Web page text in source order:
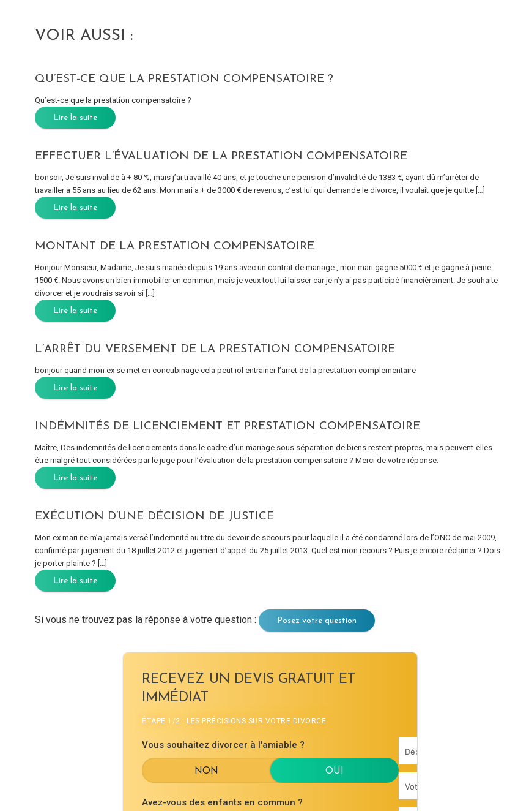
VOIR AUSSI :
QU’EST-CE QUE LA PRESTATION COMPENSATOIRE ?
Qu’est-ce que la prestation compensatoire ?
Lire la suite
EFFECTUER L’ÉVALUATION DE LA PRESTATION COMPENSATOIRE
bonsoir, Je suis invalide à + 80 %, mais j’ai travaillé 40 ans, et je touche une pension d’invalidité de 1383 €, ayant dû m’arrêter de
travailler à 55 ans au lieu de 62 ans. Mon mari a + de 3000 € de revenus, c’est lui qui demande le divorce, il voulait que je quitte […]
Lire la suite
MONTANT DE LA PRESTATION COMPENSATOIRE
Bonjour Monsieur, Madame, Je suis mariée depuis 19 ans avec un contrat de mariage , mon mari gagne 5000 € et je gagne à peine
1500 €. Nous avons un bien immobilier en commun, mais je veux tout lui laisser car je n’y ai pas participé financièrement. Je souhaite
divorcer et je voudrais savoir si […]
Lire la suite
L’ARRÊT DU VERSEMENT DE LA PRESTATION COMPENSATOIRE
bonjour quand mon ex se met en concubinage cela peut iol entrainer l’arret de la prestattion complementaire
Lire la suite
INDÉMNITÉS DE LICENCIEMENT ET PRESTATION COMPENSATOIRE
Maître, Des indemnités de licenciements dans le cadre d’un mariage sous séparation de biens restent propres, mais peuvent-elles
être malgré tout considérées par le juge pour l’évaluation de la prestation compensatoire ? Merci de votre réponse.
Lire la suite
EXÉCUTION D’UNE DÉCISION DE JUSTICE
Mon ex mari ne m’a jamais versé l’indemnité au titre du devoir de secours pour laquelle il a été condamné lors de l’ONC de mai 2009,
confirmé par jugement du 18 juillet 2012 et jugement d’appel du 25 juillet 2013. Quel est mon recours ? Puis je encore réclamer ? Dois
je porter plainte ? […]
Lire la suite
Si vous ne trouvez pas la réponse à votre question : Posez votre question
RECEVEZ UN DEVIS GRATUIT ET
IMMÉDIAT
ÉTAPE 1/2 : LES PRÉCISIONS SUR VOTRE DIVORCE
Vous souhaitez divorcer à l'amiable ?
Avez-vous des enfants en commun ?